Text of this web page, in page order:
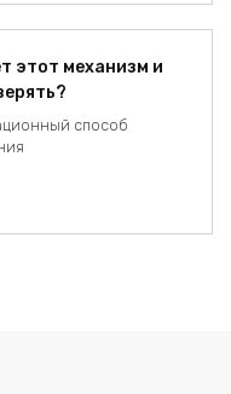
этот механизм и
способ